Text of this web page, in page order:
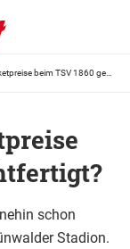
schon
Stadion.